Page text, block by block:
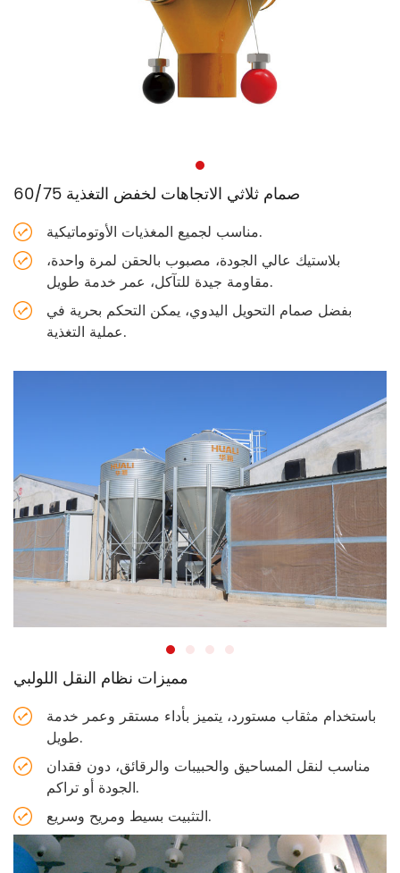
صمام ثلاثي الاتجاهات لخفض التغذية 60/75
مناسب لجميع المغذيات الأوتوماتيكية.
بلاستيك عالي الجودة، مصبوب بالحقن لمرة واحدة،
مقاومة جيدة للتآكل، عمر خدمة طويل.
بفضل صمام التحويل اليدوي، يمكن التحكم بحرية في
عملية التغذية.
مميزات نظام النقل اللولبي
باستخدام مثقاب مستورد، يتميز بأداء مستقر وعمر خدمة
طويل.
مناسب لنقل المساحيق والحبيبات والرقائق، دون فقدان
الجودة أو تراكم.
التثبيت بسيط ومريح وسريع.